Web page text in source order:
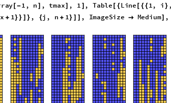
ray [-1, n ] , tmax] , 1 ] , Table [ {Line [ {{1, i } ,
x + 1}} ] } , {j , n + 1} ] ] , ImageSize  Medium] ,